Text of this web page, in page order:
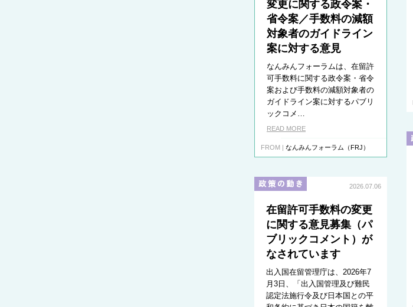
変更に関する政令案・
省令案／手数料の減額
対象者のガイドライン
案に対する意見
なんみんフォーラムは、在留許
可手数料に関する政令案・省令
案および手数料の減額対象者の
ガイドライン案に対するパブリ
ックコメ…
READ MORE
FROM | なんみんフォーラム（FRJ）
2026.07.06
在留許可手数料の変更
に関する意見募集（パ
ブリックコメント）が
なされています
出入国在留管理庁は、2026年7
月3日、「出入国管理及び難民
認定法施行令及び日本国との平